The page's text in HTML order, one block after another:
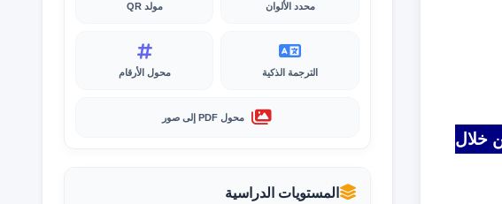
خلال
محدد الألوان مولد QR
الترجمة الذكية محول الأرقام
محول PDF إلى صور
المستويات الدراسية